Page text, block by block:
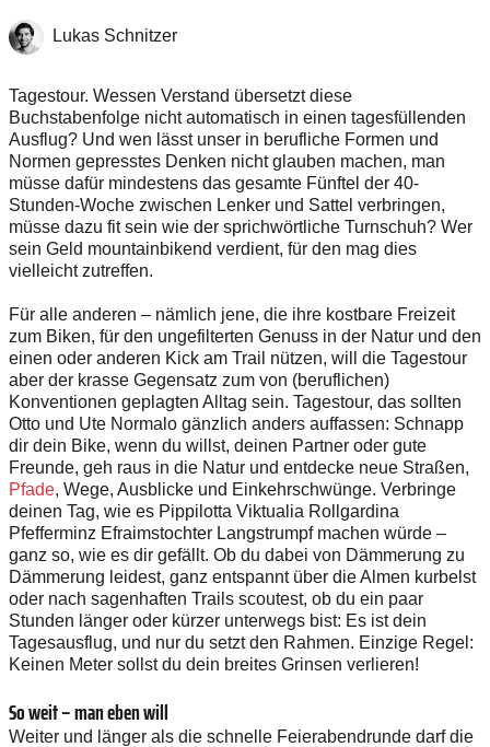
Lukas Schnitzer
Tagestour. Wessen Verstand übersetzt diese
Buchstabenfolge nicht automatisch in einen tagesfüllenden
Ausflug? Und wen lässt unser in berufliche Formen und
Normen gepresstes Denken nicht glauben machen, man
müsse dafür mindestens das gesamte Fünftel der 40-
Stunden-Woche zwischen Lenker und Sattel verbringen,
müsse dazu fit sein wie der sprichwörtliche Turnschuh? Wer
sein Geld mountainbikend verdient, für den mag dies
vielleicht zutreffen.
Für alle anderen – nämlich jene, die ihre kostbare Freizeit
zum Biken, für den ungefilterten Genuss in der Natur und den
einen oder anderen Kick am Trail nützen, will die Tages­tour
aber der krasse Gegensatz zum von (beruflichen)
Konventionen geplagten Alltag sein. Tages­tour, das sollten
Otto und Ute Normalo gänzlich anders auffassen: Schnapp
dir dein Bike, wenn du willst, deinen Partner oder gute
Freunde, geh raus in die Natur und entdecke neue Straßen,
Pfade, Wege, Ausblicke und Einkehrschwünge. Verbringe
deinen Tag, wie es Pippilotta Viktualia Rollgardina
Pfefferminz Efraimstochter Langstrumpf machen würde –
ganz so, wie es dir gefällt. Ob du dabei von Dämmerung zu
Dämmerung leidest, ganz entspannt über die Almen kurbelst
oder nach sagenhaften Trails scoutest, ob du ein paar
Stunden länger oder kürzer unterwegs bist: Es ist dein
Tagesausflug, und nur du setzt den Rahmen. Einzige Regel:
Keinen Meter sollst du dein breites Grinsen verlieren!
So weit – man eben will
Weiter und länger als die schnelle Feierabendrunde darf die